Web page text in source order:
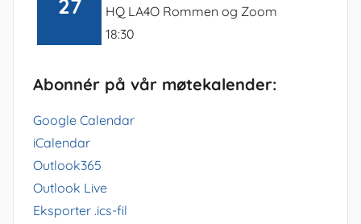
27
HQ LA4O Rommen og Zoom
18:30
Abonnér på vår møtekalender:
Google Calendar
iCalendar
Outlook365
Outlook Live
Eksporter .ics-fil